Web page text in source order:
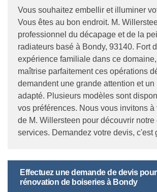
Vous souhaitez embellir et illuminer
Vous êtes au bon endroit. M.
professionnel du décapage et de la
radiateurs basé à Bondy, 93140. Fort
expérience familiale dans ce
maîtrise parfaitement ces opérations
demandent une grande attention et un
adapté. Plusieurs modèles sont
vos préférences. Nous vous invitons à
de M. Willersteen pour découvrir notre
services. Demandez votre devis, c'est
Effectuez une demande de devis
rénovation de boiseries à Bondy